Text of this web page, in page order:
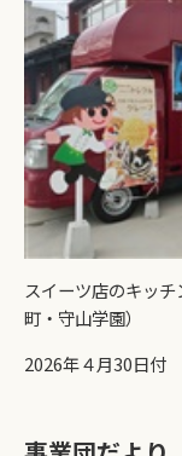
スイーツ店のキッ
町・守山学園）
2026年４月30日付